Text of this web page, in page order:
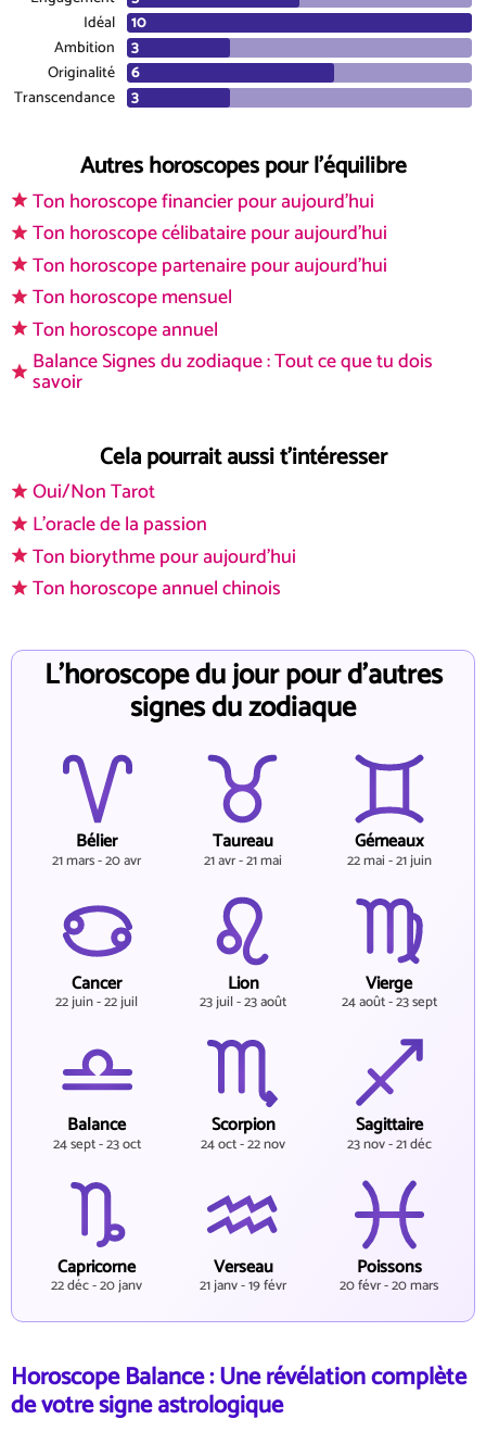
Idéal
Ambition
Originalité
Transcendance
Autres horoscopes pour l'équilibre
Ton horoscope financier pour aujourd'hui
Ton horoscope célibataire pour aujourd'hui
Ton horoscope partenaire pour aujourd'hui
Ton horoscope mensuel
Ton horoscope annuel
Balance Signes du zodiaque : Tout ce que tu dois
savoir
Cela pourrait aussi t'intéresser
Oui/Non Tarot
L'oracle de la passion
Ton biorythme pour aujourd'hui
Ton horoscope annuel chinois
L'horoscope du jour pour d'autres
signes du zodiaque
Bélier
21 mars - 20 avr
Taureau
21 avr - 21 mai
Gémeaux
22 mai - 21 juin
Cancer
22 juin - 22 juil
Lion
23 juil - 23 août
Vierge
24 août - 23 sept
Balance
24 sept - 23 oct
Scorpion
24 oct - 22 nov
Sagittaire
23 nov - 21 déc
Capricorne
22 déc - 20 janv
Verseau
21 janv - 19 févr
Poissons
20 févr - 20 mars
Horoscope Balance : Une révélation complète
de votre signe astrologique